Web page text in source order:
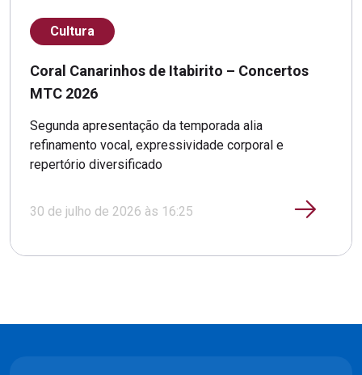
Cultura
Coral Canarinhos de Itabirito – Concertos
MTC 2026
Segunda apresentação da temporada alia
refinamento vocal, expressividade corporal e
repertório diversificado
30 de julho de 2026 às 16:25